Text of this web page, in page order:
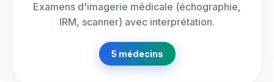
Examens d'imagerie médicale (échographie,
IRM, scanner) avec interprétation.
5 médecins